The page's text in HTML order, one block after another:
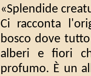
«Splendide
Ci racconta
bosco dove
alberi e fiori
profumo. È un